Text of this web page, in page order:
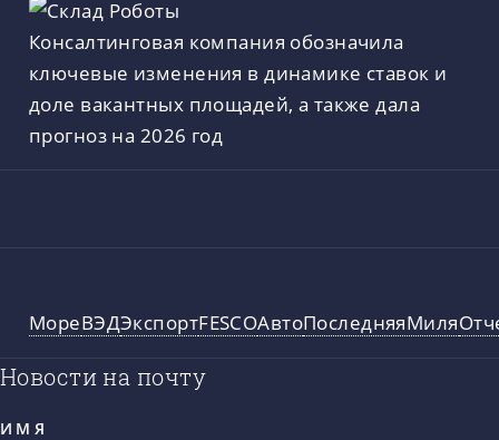
Консалтинговая компания обозначила
ключевые изменения в динамике ставок и
доле вакантных площадей, а также дала
прогноз на 2026 год
МореВЭДЭкспортFESCOАвтоПоследняяМиля
Новости на почту
ИМЯ